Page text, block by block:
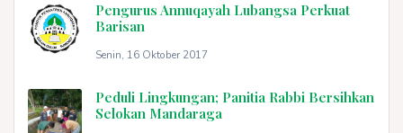
Pengurus Annuqayah Lubangsa Perkuat
Barisan
Senin, 16 Oktober 2017
Peduli Lingkungan; Panitia Rabbi Bersihkan
Selokan Mandaraga